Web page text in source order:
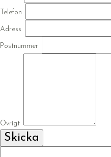
Telefon
Adress
Postnummer
Övrigt